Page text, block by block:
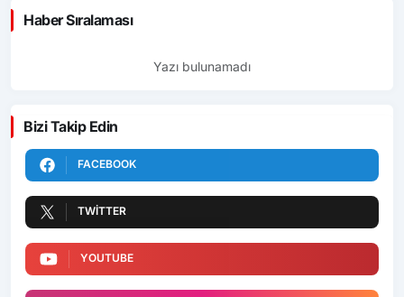
Haber Sıralaması
Yazı bulunamadı
Bizi Takip Edin
FACEBOOK
TWITTER
YOUTUBE